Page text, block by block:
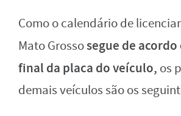
Como o calendário de
Mato Grossosegue de
final da placa do veículo, os
demais veículos são os